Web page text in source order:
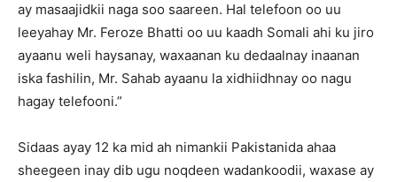
ay masaajidkii naga soo saareen. Hal telefoon oo uu
leeyahay Mr. Feroze Bhatti oo uu kaadh Somali ahi ku jiro
ayaanu weli haysanay, waxaanan ku dedaalnay inaanan
iska fashilin, Mr. Sahab ayaanu la xidhiidhnay oo nagu
hagay telefooni.”
Sidaas ayay 12 ka mid ah nimankii Pakistanida ahaa
sheegeen inay dib ugu noqdeen wadankoodii, waxase ay